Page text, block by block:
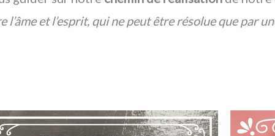
l’âme et l’esprit, qui ne peut être résolue que par